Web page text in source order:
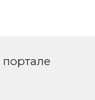
портале